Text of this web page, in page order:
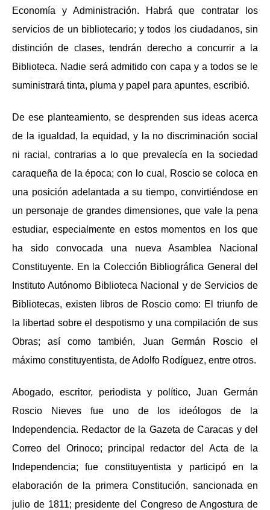
Economía y Administración. Habrá que contratar los
servicios de un bibliotecario; y todos los ciudadanos, sin
distinción de clases, tendrán derecho a concurrir a la
Biblioteca. Nadie será admitido con capa y a todos se le
suministrará tinta, pluma y papel para apuntes, escribió.
De ese planteamiento, se desprenden sus ideas acerca
de la igualdad, la equidad, y la no discriminación social
ni racial, contrarias a lo que prevalecía en la sociedad
caraqueña de la época; con lo cual, Roscio se coloca en
una posición adelantada a su tiempo, convirtiéndose en
un personaje de grandes dimensiones, que vale la pena
estudiar, especialmente en estos momentos en los que
ha sido convocada una nueva Asamblea Nacional
Constituyente. En la Colección Bibliográfica General del
Instituto Autónomo Biblioteca Nacional y de Servicios de
Bibliotecas, existen libros de Roscio como: El triunfo de
la libertad sobre el despotismo y una compilación de sus
Obras; así como también, Juan Germán Roscio el
máximo constituyentista, de Adolfo Rodíguez, entre otros.
Abogado, escritor, periodista y político, Juan Germán
Roscio Nieves fue uno de los ideólogos de la
Independencia. Redactor de la Gazeta de Caracas y del
Correo del Orinoco; principal redactor del Acta de la
Independencia; fue constituyentista y participó en la
elaboración de la primera Constitución, sancionada en
julio de 1811; presidente del Congreso de Angostura de